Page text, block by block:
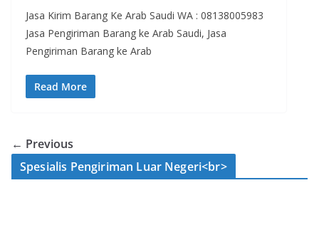
Jasa Kirim Barang Ke Arab Saudi WA : 08138005983
Jasa Pengiriman Barang ke Arab Saudi, Jasa
Pengiriman Barang ke Arab
Read More
← Previous
Spesialis Pengiriman Luar Negeri<br>